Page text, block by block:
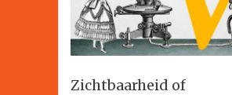
Zichtbaarheid of